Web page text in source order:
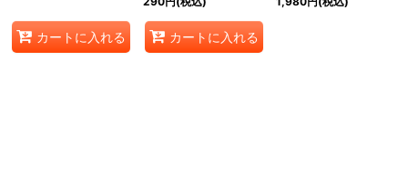
カートに入れる カートに入れる